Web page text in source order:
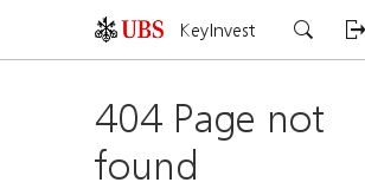
KeyInvest
404 Page not
found